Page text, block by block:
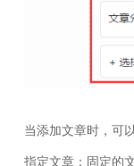
当添加文章时，可
指定文章：固定的